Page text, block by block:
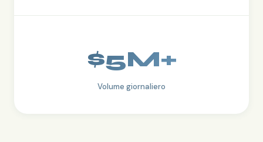
$5M+
Volume giornaliero